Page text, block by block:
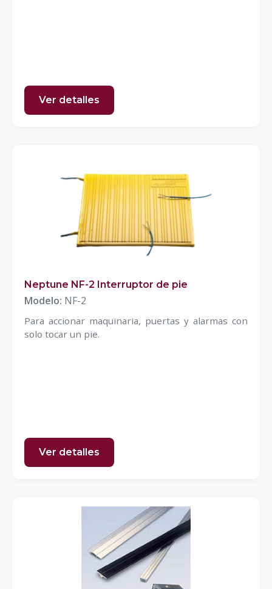
Ver detalles
Neptune NF-2 Interruptor de pie
Modelo: NF-2
Para accionar maquinaria, puertas y alarmas con
solo tocar un pie.
Ver detalles